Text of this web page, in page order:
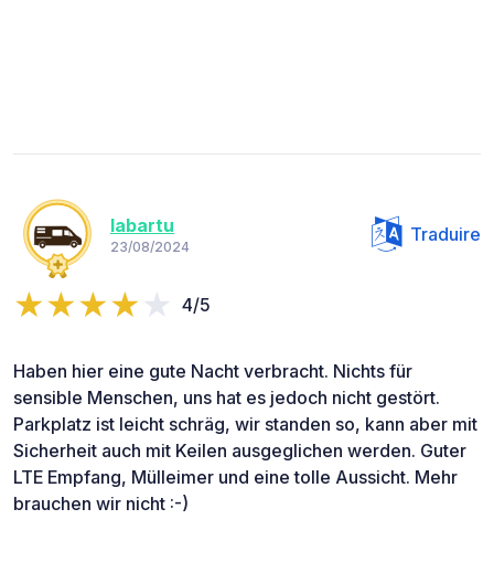
labartu
23/08/2024
Traduire
4/5
Haben hier eine gute Nacht verbracht. Nichts für
sensible Menschen, uns hat es jedoch nicht gestört.
Parkplatz ist leicht schräg, wir standen so, kann aber mit
Sicherheit auch mit Keilen ausgeglichen werden. Guter
LTE Empfang, Mülleimer und eine tolle Aussicht. Mehr
brauchen wir nicht :-)